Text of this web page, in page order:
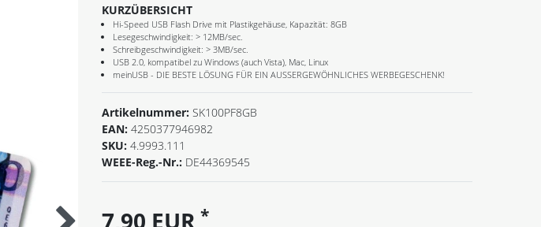
KURZÜBERSICHT
Hi-Speed USB Flash Drive mit Plastikgehäuse, Kapazität: 8GB
Lesegeschwindigkeit: > 12MB/sec.
Schreibgeschwindigkeit: > 3MB/sec.
USB 2.0, kompatibel zu Windows (auch Vista), Mac, Linux
meinUSB - DIE BESTE LÖSUNG FÜR EIN AUSSERGEWÖHNLICHES WERBEGESCHENK!
Artikelnummer: SK100PF8GB
EAN: 4250377946982
SKU: 4.9993.111
WEEE-Reg.-Nr.: DE44369545
7,90 EUR *